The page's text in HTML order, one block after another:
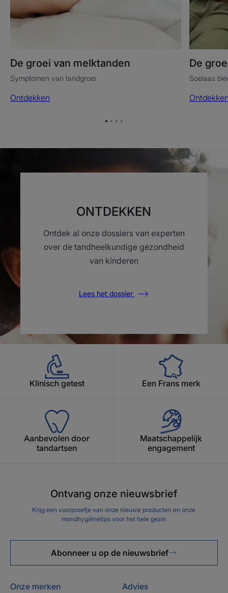
De groei van melktanden
Symptomen van tandgroei
Ontdekken
De
Soelaas
GaGa
GaGa
ONTDEKKEN
Ontdek al onze dossiers van experten
over de tandheelkundige gezondheid
van kinderen
Lees het dossier
Klinisch getest Een Frans merk
Aanbevolen door
tandartsen
Maatschappelijk
engagement
Ontvang onze nieuwsbrief
Krijg een voorproefje van onze nieuwe producten en onze
mondhygiënetips voor het hele gezin
Abonneer u op de nieuwsbrief
Onze merken Advies